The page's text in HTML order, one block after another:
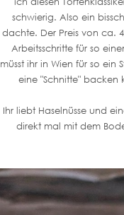
schwierig. Also ein
dachte. Der Preis von ca.
Arbeitsschritte für so
müsst ihr in Wien für so ein
eine "Schnitte" backen
Ihr liebt Haselnüsse und
direkt mal mit dem